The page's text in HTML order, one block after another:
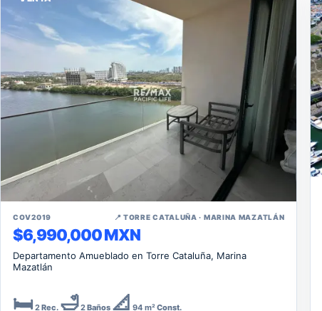
↗
COV2019 📍 TORRE CATALUÑA · MARINA MAZATLÁN
$6,990,000 MXN
Departamento Amueblado en Torre Cataluña, Marina
Mazatlán
🛏️ 2Rec. 🛁2Baños 📐 94 m²Const.